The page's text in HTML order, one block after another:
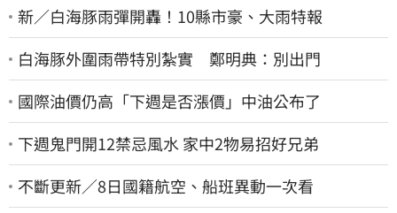
新／白海豚雨彈開轟！10縣市豪、大雨特報
白海豚外圍雨帶特別紮實 鄭明典：別出門
國際油價仍高「下週是否漲價」中油公布了
下週鬼門開12禁忌風水 家中2物易招好兄弟
不斷更新／8日國籍航空、船班異動一次看